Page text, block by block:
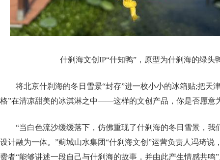
什刹海文创IP“什知鸭”，原型为什刹海的绿头
将北京什刹海的冬日雪景“封存”进一枚小小的冰箱贴;把天
格”在清凉甜美的冰淇淋之中——这样的文创产品，你是否愿意
“当白色流沙缓缓落下，仿佛重现了什刹海的冬日雪景，我
设计融为一体。”蓟城山水集团“什刹海文创”运营负责人冯琦说
费者“能够讲述一段自己与什刹海的故事，并由此产生情感共鸣